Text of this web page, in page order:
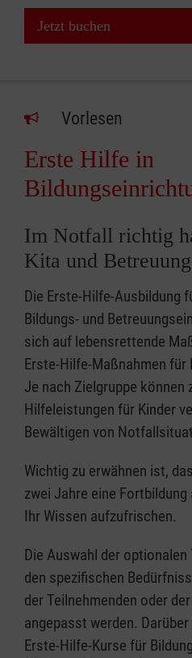
Jetzt buchen
Vorlesen
Erste Hilfe in
Im Notfall richtig
Kita und Betreuung
Die Erste-Hilfe-Ausbildung
Bildungs- und
sich auf lebensrettende
Erste-Hilfe-Maßnahmen für
Je nach Zielgruppe können
Hilfeleistungen für Kinder
Bewältigen von
Wichtig zu erwähnen ist,
zwei Jahre eine
Ihr Wissen aufzufrischen.
Die Auswahl der
den spezifischen
der Teilnehmenden oder
angepasst werden.
Erste-Hilfe-Kurse für